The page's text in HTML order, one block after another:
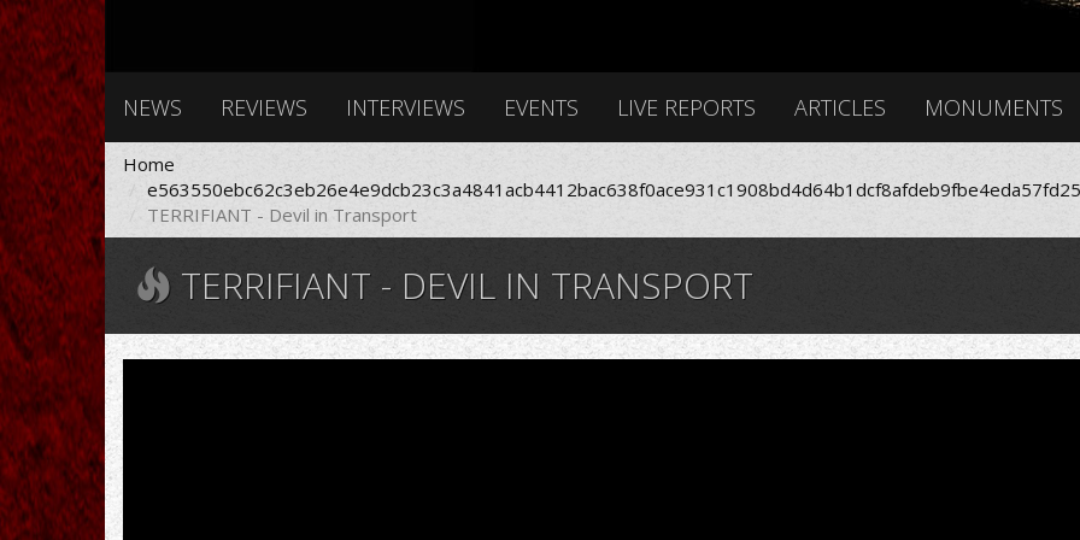
NEWS REVIEWS INTERVIEWS EVENTS LIVE REPORTS ARTICLES MONUMENTS
Home
TERRIFIANT - Devil in Transport
TERRIFIANT - DEVIL IN TRANSPORT